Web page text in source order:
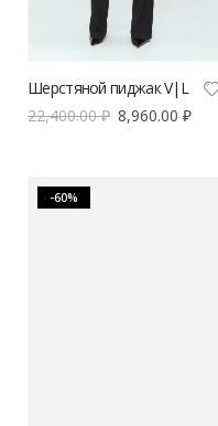
Шерстяной пиджак V|L
22,400.00₽ 8,960.00 ₽
-60%